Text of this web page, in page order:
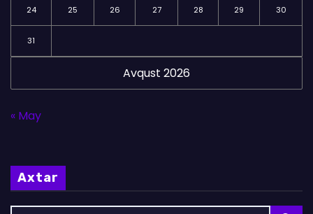
Avqust 2026
24 25 26 27 28 29 30
31
« May
Axtar